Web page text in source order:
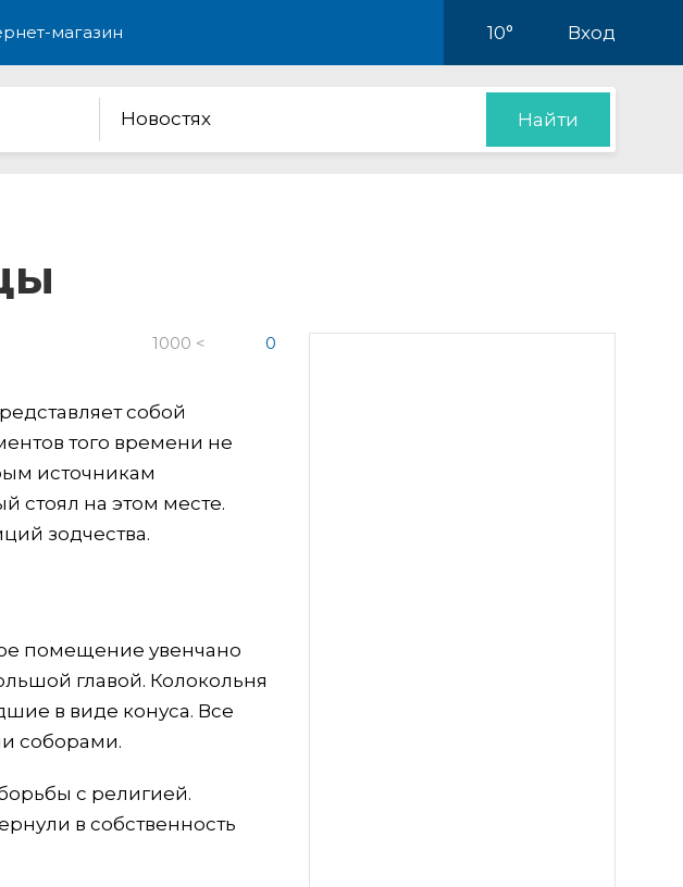
магазин 10° Вход
Новостях Найти
1000 < 0
собой
того времени не
источникам
стоял на этом месте.
зодчества.
помещение увенчано
главой. Колокольня
в виде конуса. Все
соборами.
с религией.
в собственность